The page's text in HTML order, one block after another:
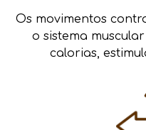
Os movimentos
o sistema
calorias,